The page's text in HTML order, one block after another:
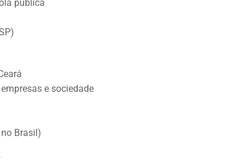
pública
e sociedade
Brasil)